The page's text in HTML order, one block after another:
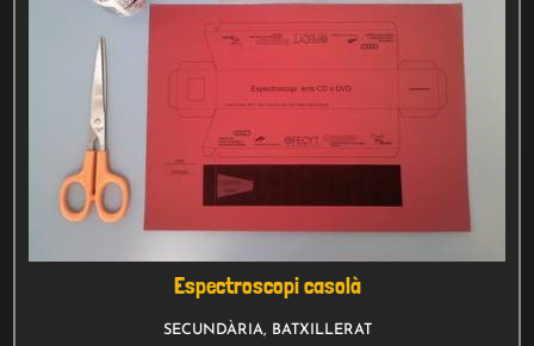
Espectroscopi casolà
SECUNDÀRIA, BATXILLERAT